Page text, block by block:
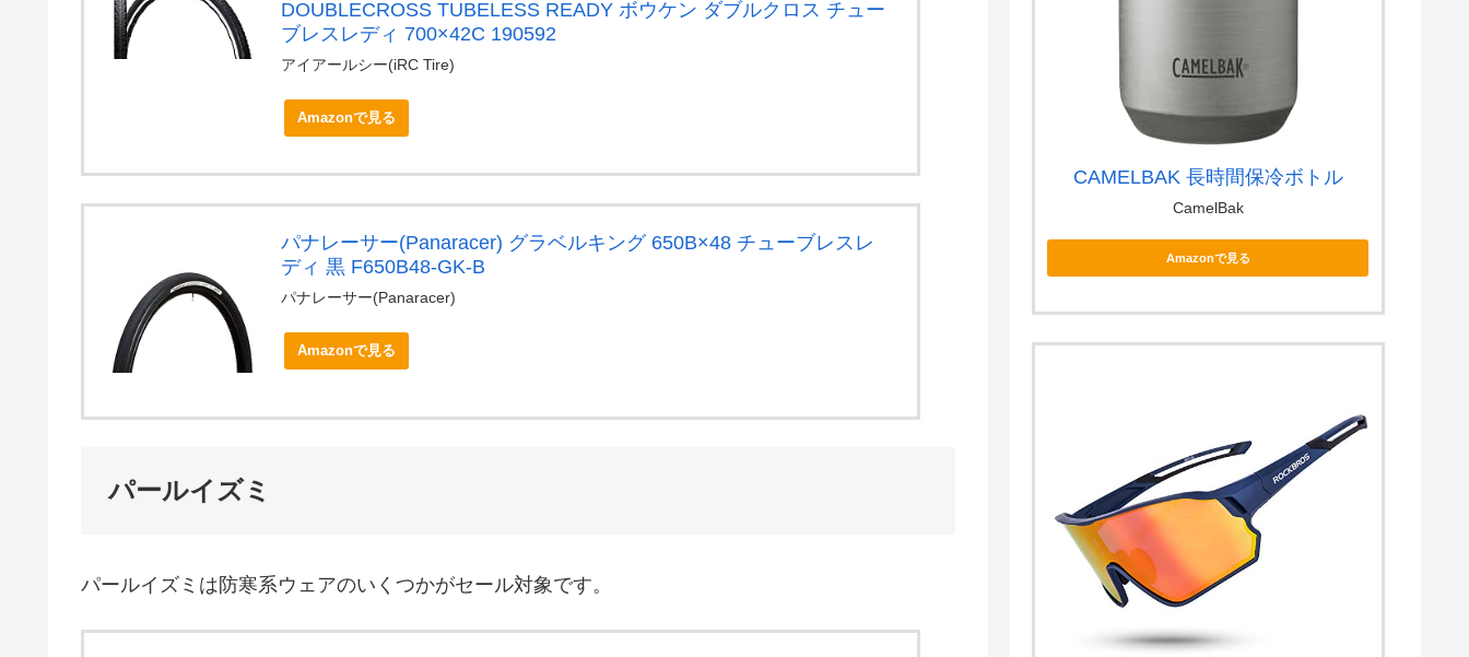
DOUBLECROSS TUBELESS READY ボウケン ダブルクロス チュー
ブレスレディ 700×42C 190592
アイアールシー(iRC Tire)
Amazonで見る
パナレーサー(Panaracer) グラベルキング 650B×48 チューブレスレ
ディ 黒 F650B48-GK-B
パナレーサー(Panaracer)
Amazonで見る
パールイズミ
パールイズミは防寒系ウェアのいくつかがセール対象です。
CAMELBAK 長時間保冷ボトル
CamelBak
Amazonで見る